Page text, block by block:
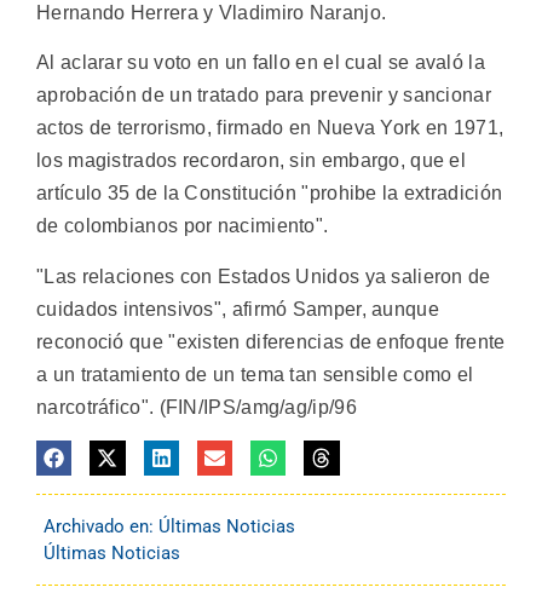
Hernando Herrera y Vladimiro Naranjo.
Al aclarar su voto en un fallo en el cual se avaló la
aprobación de un tratado para prevenir y sancionar
actos de terrorismo, firmado en Nueva York en 1971,
los magistrados recordaron, sin embargo, que el
artículo 35 de la Constitución "prohibe la extradición
de colombianos por nacimiento".
"Las relaciones con Estados Unidos ya salieron de
cuidados intensivos", afirmó Samper, aunque
reconoció que "existen diferencias de enfoque frente
a un tratamiento de un tema tan sensible como el
narcotráfico". (FIN/IPS/amg/ag/ip/96
Archivado en: Últimas Noticias
Últimas Noticias